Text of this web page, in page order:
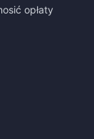
opłaty